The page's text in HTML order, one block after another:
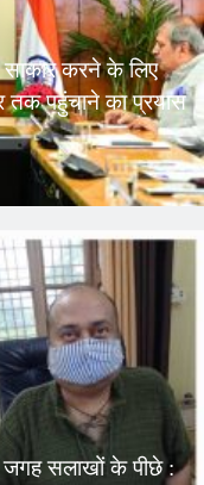
साकार करने के लिए
तक पहुंचाने का प्रयास
जगह सलाखों के पीछे :